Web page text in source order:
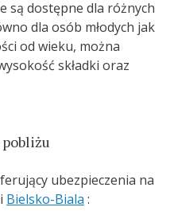
są dostępne dla różnych
dla osób młodych jak
od wieku, można
składki oraz
ubezpieczenia na
Bielsko-Biala :